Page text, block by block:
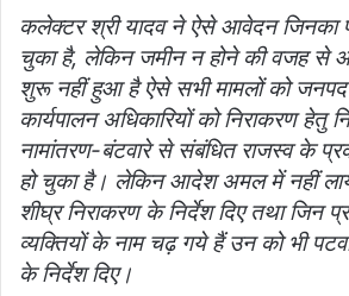
कलेक्टर श्री यादव ने ऐसे आवेदन जिनका
चुका है, लेकिन जमीन न होने की वजह से
शुरू नहीं हुआ है ऐसे सभी मामलों को
कार्यपालन अधिकारियों को निराकरण हेतु
नामांतरण-बंटवारे से संबंधित राजस्व के
हो चुका है। लेकिन आदेश अमल में नहीं
शीघ्र निराकरण के निर्देश दिए तथा जिन
व्यक्तियों के नाम चढ़ गये हैं उन को भी
के निर्देश दिए।